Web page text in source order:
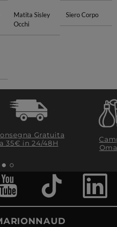
Matita Sisley
Occhi
Siero Corpo
Gratuita
35€​ in 24/48H